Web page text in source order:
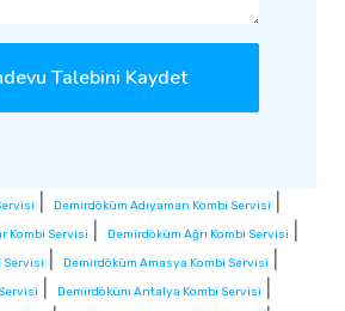
Talebini Kaydet
Demirdöküm Adıyaman Kombi Servisi
Kombi Servisi Demirdöküm Ağrı Kombi Servisi
Servisi Demirdöküm Amasya Kombi Servisi
Demirdöküm Antalya Kombi Servisi